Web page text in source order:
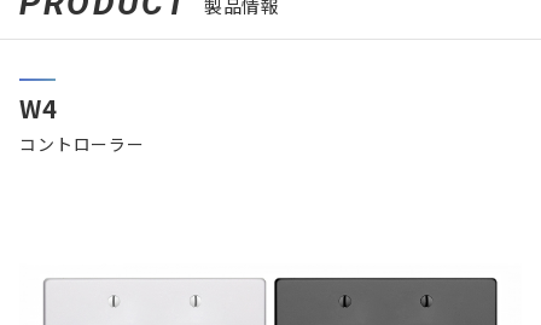
導入事例
W4
コントローラー